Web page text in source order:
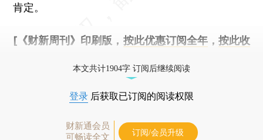
肯定。
[《财新周刊》印刷版， 按此优惠订阅全年， 按此收
本文共计1904字 订阅后继续阅读
登录 后获取已订阅的阅读权限
财新通会员
可畅读全文
订阅/会员升级